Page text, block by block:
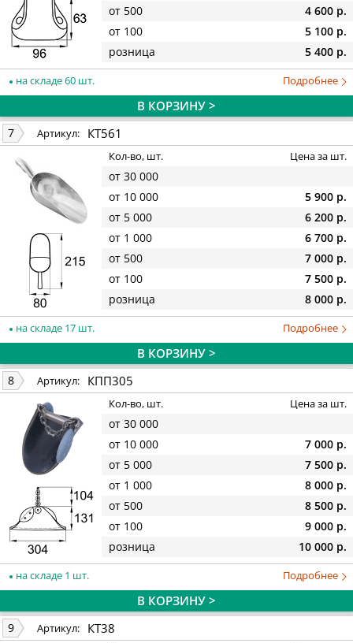
от 500
4 600 р.
от 100
5 100 р.
розница
5 400 р.
на складе 60 шт. Подробнее
В КОРЗИНУ >
7 Артикул: КТ561
Кол-во, шт. Цена за шт.
от 30 000
от 10 000
5 900 р.
от 5 000
6 200 р.
от 1 000
6 700 р.
от 500
7 000 р.
от 100
7 500 р.
розница
8 000 р.
на складе 17 шт. Подробнее
В КОРЗИНУ >
8 Артикул: КПП305
Кол-во, шт. Цена за шт.
от 30 000
от 10 000
7 000 р.
от 5 000
7 500 р.
от 1 000
8 000 р.
от 500
8 500 р.
от 100
9 000 р.
розница
10 000 р.
на складе 1 шт. Подробнее
В КОРЗИНУ >
9 Артикул: КТ38